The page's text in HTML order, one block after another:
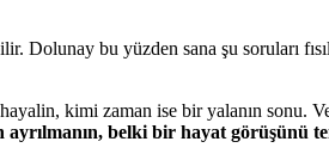
Dolunay bu yüzden sana şu soruları
kimi zaman ise bir yalanın sonu.
belki bir hayat görüşünü